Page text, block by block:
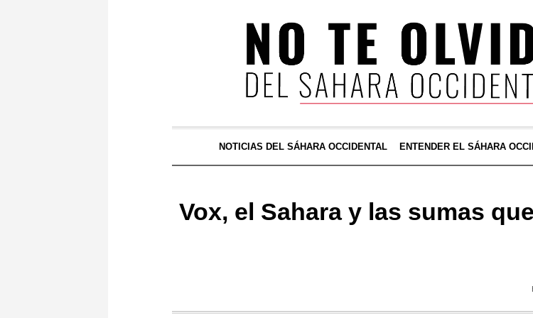
NOTICIAS DEL SÁHARA OCCIDENTAL ENTENDER EL SÁHARA
Vox, el Sahara y las sumas